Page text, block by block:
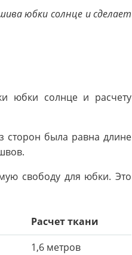
юбки солнце и сделает
юбки солнце и расчету
сторон была равна длине
свободу для юбки. Это
Расчет ткани
1,6 метров